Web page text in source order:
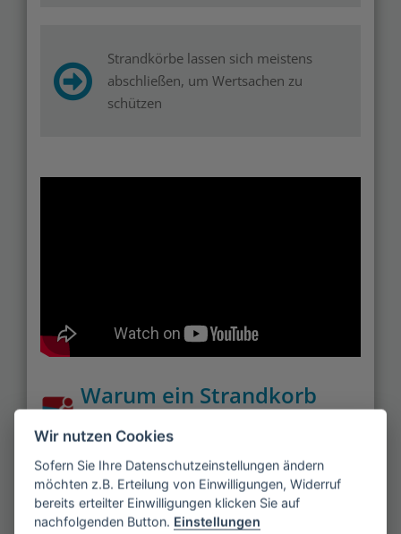
Strandkörbe lassen sich meistens
abschließen, um Wertsachen zu
schützen
Warum ein Strandkorb
und welche gibt es?
Ob am Strand oder im Garten – kein anderes
Outdoor-Möbelstück bietet so viel Schutz gegen
Witterung und neugierige Blicke. Der Strandkorb ist
Sessel, Mini-Behausung und Liege in einem. Es gibt
Wir nutzen Cookies
Sofern Sie Ihre Datenschutzeinstellungen ändern
möchten z.B. Erteilung von Einwilligungen, Widerruf
bereits erteilter Einwilligungen klicken Sie auf
nachfolgenden Button. Einstellungen